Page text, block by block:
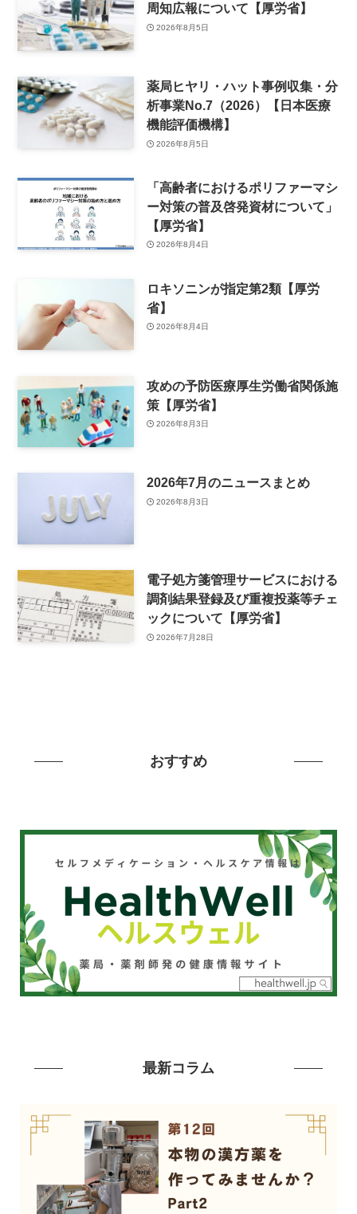
周知広報について【厚労省】
2026年8月5日
薬局ヒヤリ・ハット事例収集・分
析事業No.7（2026）【日本医療
機能評価機構】
2026年8月5日
「高齢者におけるポリファーマシ
ー対策の普及啓発資材について」
【厚労省】
2026年8月4日
ロキソニンが指定第2類【厚労
省】
2026年8月4日
攻めの予防医療厚生労働省関係施
策【厚労省】
2026年8月3日
2026年7月のニュースまとめ
2026年8月3日
電子処方箋管理サービスにおける
調剤結果登録及び重複投薬等チェ
ックについて【厚労省】
2026年7月28日
おすすめ
最新コラム